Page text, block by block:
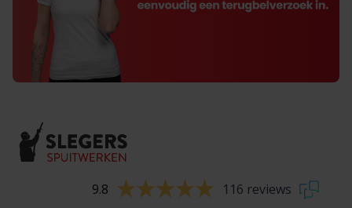
9.8 116 reviews